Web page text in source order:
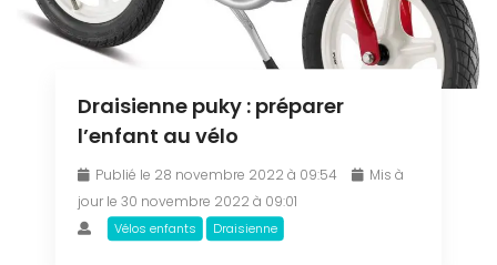
Draisienne puky : préparer
l’enfant au vélo
Publié le 28 novembre 2022 à 09:54
Mis à
jour le 30 novembre 2022 à 09:01
Vélos enfants Draisienne